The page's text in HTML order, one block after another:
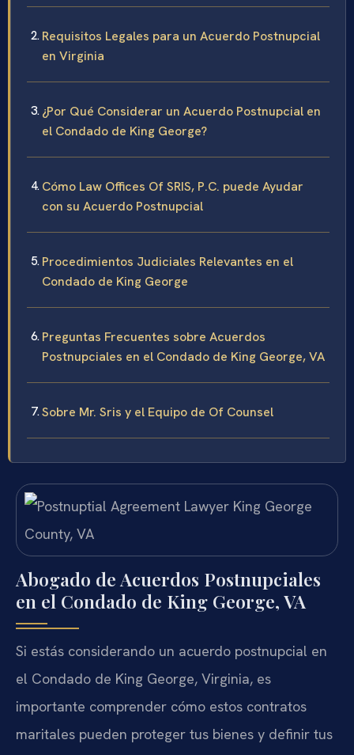
Requisitos Legales para un Acuerdo Postnupcial
en Virginia
¿Por Qué Considerar un Acuerdo Postnupcial en
el Condado de King George?
Cómo Law Offices Of SRIS, P.C. puede Ayudar
con su Acuerdo Postnupcial
Procedimientos Judiciales Relevantes en el
Condado de King George
Preguntas Frecuentes sobre Acuerdos
Postnupciales en el Condado de King George, VA
Sobre Mr. Sris y el Equipo de Of Counsel
Abogado de Acuerdos Postnupciales
en el Condado de King George, VA
Si estás considerando un acuerdo postnupcial en
el Condado de King George, Virginia, es
importante comprender cómo estos contratos
maritales pueden proteger tus bienes y definir tus